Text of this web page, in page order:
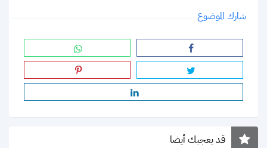
شارك الموضوع
قد يعجبك أيضا